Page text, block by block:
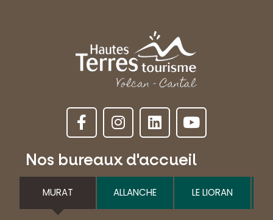
Nos bureaux d'accueil
MURAT ALLANCHE LE LIORAN